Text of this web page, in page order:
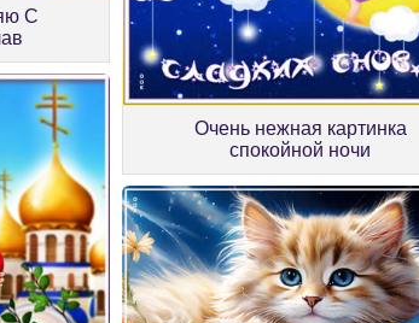
С
Очень нежная картинка
спокойной ночи